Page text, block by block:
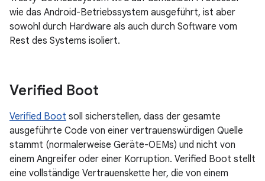
wie das Android-Betriebssystem ausgeführt, ist aber
sowohl durch Hardware als auch durch Software vom
Rest des Systems isoliert.
Verified Boot
Verified Boot soll sicherstellen, dass der gesamte
ausgeführte Code von einer vertrauenswürdigen Quelle
stammt (normalerweise Geräte-OEMs) und nicht von
einem Angreifer oder einer Korruption. Verified Boot stellt
eine vollständige Vertrauenskette her, die von einem